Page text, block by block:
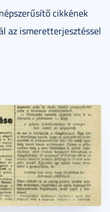
cikkének
az ismeretterjesztéssel